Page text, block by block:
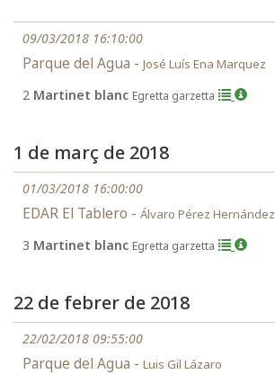
09/03/2018 16:10:00
Parque del Agua - José Luís Ena Marquez
2 Martinet blanc Egretta garzetta
1 de març de 2018
01/03/2018 16:00:00
EDAR El Tablero - Álvaro Pérez Hernández
3 Martinet blanc Egretta garzetta
22 de febrer de 2018
22/02/2018 09:55:00
Parque del Agua - Luis Gil Lázaro